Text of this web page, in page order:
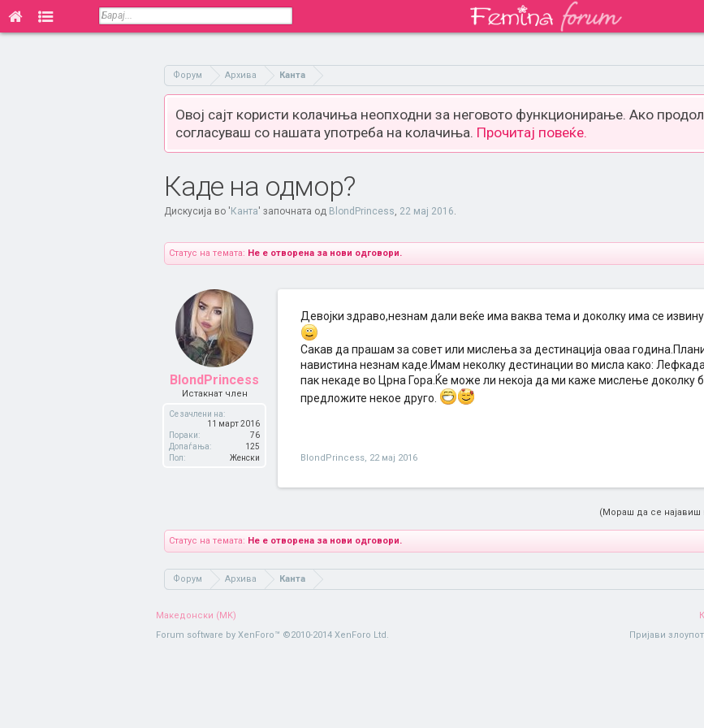
Форум Архива Канта
Овој сајт користи колачиња неопходни за неговото функционирање. Ако
согласуваш со нашата употреба на колачиња. Прочитај повеќе.
Каде на одмор?
Дискусија во ' Канта' започната од BlondPrincess, 22 мај 2016.
Статус на темата: Не е отворена за нови одговори.
BlondPrincess
Истакнат член
Се зачлени на:
11 март 2016
Пораки:
76
Допаѓања:
125
Пол:
Женски
Девојки здраво,незнам дали веќе има ваква тема и доколку има се
Сакав да прашам за совет или мислења за дестинација оваа
навистина незнам каде.Имам неколку дестинации во мисла како:
пак некаде во Црна Гора.Ќе може ли некоја да ми каже мислење доколку
предложите некое друго.
BlondPrincess, 22 мај 2016
(Мораш да се најавиш
Статус на темата: Не е отворена за нови одговори.
Форум Архива Канта
Македонски (MK)
Пријави
Forum software by XenForo™ ©2010-2014 XenForo Ltd.